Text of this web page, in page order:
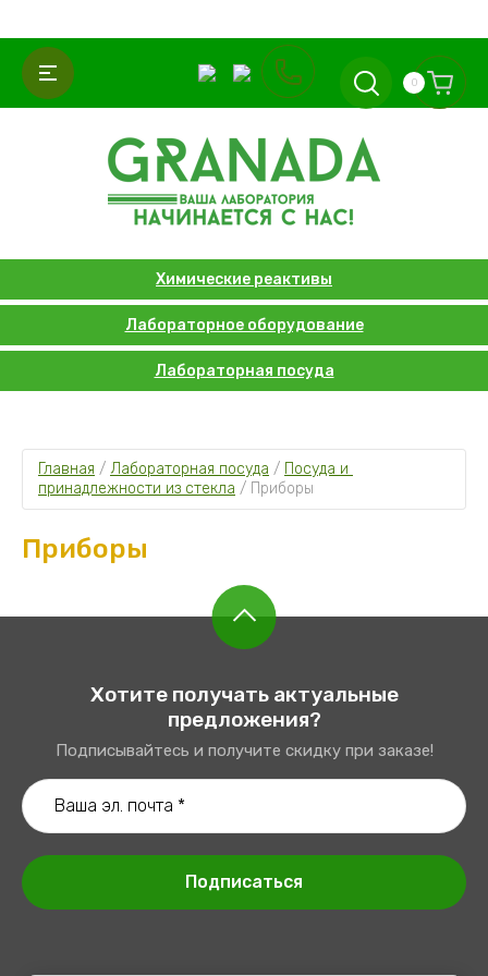
Химические реактивы
Лабораторное оборудование
Лабораторная посуда
0
Главная / Лабораторная посуда / Посуда и
принадлежности из стекла / Приборы
Приборы
Хотите получать актуальные
предложения?
Подписывайтесь и получите скидку при заказе!
Подписаться